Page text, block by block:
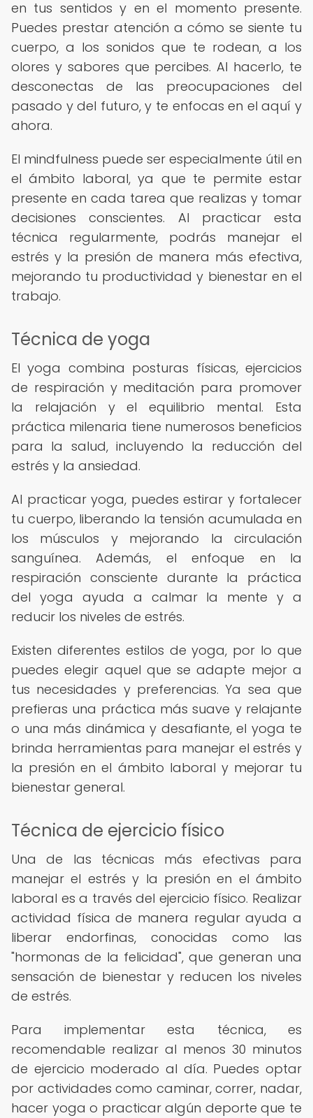
en tus sentidos y en el momento presente.
Puedes prestar atención a cómo se siente tu
cuerpo, a los sonidos que te rodean, a los
olores y sabores que percibes. Al hacerlo, te
desconectas de las preocupaciones del
pasado y del futuro, y te enfocas en el aquí y
ahora.
El mindfulness puede ser especialmente útil en
el ámbito laboral, ya que te permite estar
presente en cada tarea que realizas y tomar
decisiones conscientes. Al practicar esta
técnica regularmente, podrás manejar el
estrés y la presión de manera más efectiva,
mejorando tu productividad y bienestar en el
trabajo.
Técnica de yoga
El yoga combina posturas físicas, ejercicios
de respiración y meditación para promover
la relajación y el equilibrio mental. Esta
práctica milenaria tiene numerosos beneficios
para la salud, incluyendo la reducción del
estrés y la ansiedad.
Al practicar yoga, puedes estirar y fortalecer
tu cuerpo, liberando la tensión acumulada en
los músculos y mejorando la circulación
sanguínea. Además, el enfoque en la
respiración consciente durante la práctica
del yoga ayuda a calmar la mente y a
reducir los niveles de estrés.
Existen diferentes estilos de yoga, por lo que
puedes elegir aquel que se adapte mejor a
tus necesidades y preferencias. Ya sea que
prefieras una práctica más suave y relajante
o una más dinámica y desafiante, el yoga te
brinda herramientas para manejar el estrés y
la presión en el ámbito laboral y mejorar tu
bienestar general.
Técnica de ejercicio físico
Una de las técnicas más efectivas para
manejar el estrés y la presión en el ámbito
laboral es a través del ejercicio físico. Realizar
actividad física de manera regular ayuda a
liberar endorfinas, conocidas como las
"hormonas de la felicidad", que generan una
sensación de bienestar y reducen los niveles
de estrés.
Para implementar esta técnica, es
recomendable realizar al menos 30 minutos
de ejercicio moderado al día. Puedes optar
por actividades como caminar, correr, nadar,
hacer yoga o practicar algún deporte que te